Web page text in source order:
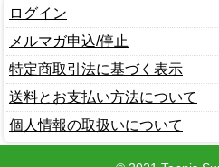
ログイン
メルマガ申込/停止
特定商取引法に基づく表示
送料とお支払い方法について
個人情報の取扱いについて